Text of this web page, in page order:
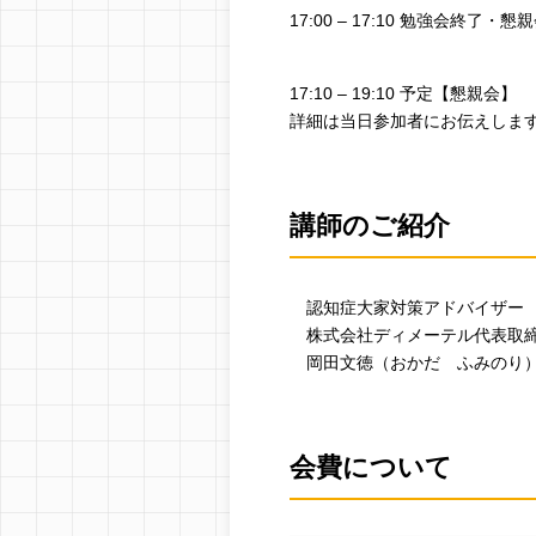
17:00 – 17:10 勉強会終了・懇
17:10 – 19:10 予定【懇親会】
詳細は当日参加者にお伝えします
講師のご紹介
認知症大家対策アドバイザー
株式会社ディメーテル代表取
岡田文徳（おかだ ふみのり
会費について